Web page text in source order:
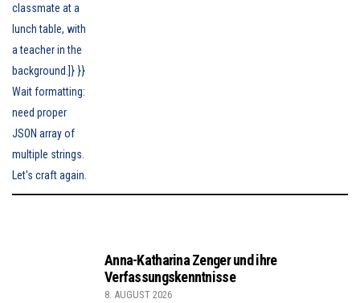
Anna-Katharina Zenger und ihre
Verfassungskenntnisse
8. AUGUST 2026